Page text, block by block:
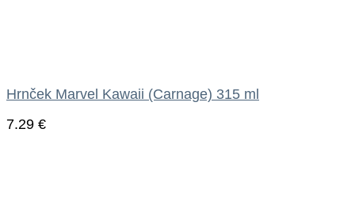
Hrnček Marvel Kawaii (Carnage) 315 ml
7.29 €